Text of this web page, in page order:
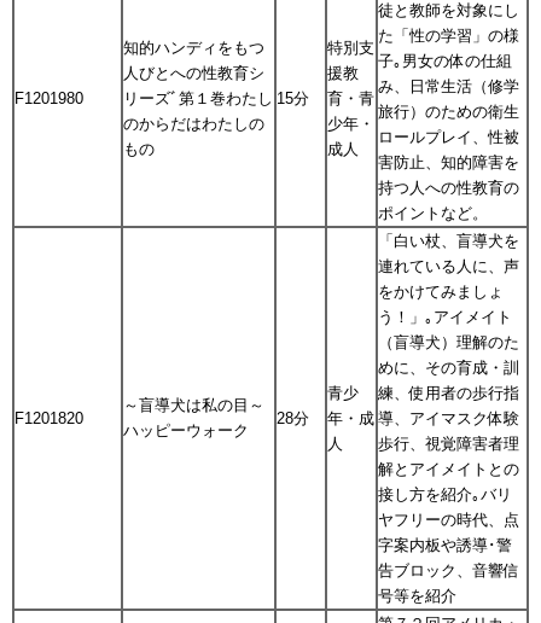
F1201980
知的ハンディをもつ
人びとへの性教育シ
リーズﾞ第１巻わたし
のからだはわたしの
もの
15分
特別支
援教
育・青
少年・
成人
徒と教師を対象にし
た「性の学習」の様
子｡男女の体の仕組
み、日常生活（修学
旅行）のための衛生
ロールプレイ、性被
害防止、知的障害を
持つ人への性教育の
ポイントなど。
F1201820
～盲導犬は私の目～
ハッピーウォーク
28分
青少
年・成
人
「白い杖、盲導犬を
連れている人に、声
をかけてみましょ
う！」｡アイメイト
（盲導犬）理解のた
めに、その育成・訓
練、使用者の歩行指
導、アイマスク体験
歩行、視覚障害者理
解とアイメイトとの
接し方を紹介｡バリ
ヤフリーの時代、点
字案内板や誘導･警
告ブロック、音響信
号等を紹介